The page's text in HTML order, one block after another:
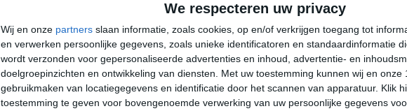
We respecteren uw privacy
Wij en onze partners slaan informatie, zoals cookies, op en/of verkrijgen toegang tot
en verwerken persoonlijke gegevens, zoals unieke identificatoren en standaardinformatie
wordt verzonden voor gepersonaliseerde advertenties en inhoud, advertentie- en
doelgroepinzichten en ontwikkeling van diensten.
Met uw toestemming kunnen wij en onze
gebruikmaken van locatiegegevens en identificatie door het scannen van apparatuur. Klik
toestemming te geven voor bovengenoemde verwerking van uw persoonlijke gegevens
15:00 18:00 00:00
00:00